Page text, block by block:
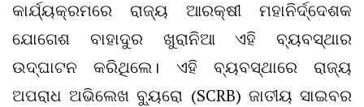
କାର୍ଯ୍ୟକ୍ରମରେ ରାଜ୍ୟ ଆରକ୍ଷୀ ମହାନିର୍ଦ୍ଦେଶକ
ଯୋଗେଶ ବାହାଦୁର ଖୁରାନିଆ ଏହି ବ୍ୟବସ୍ଥାର
ଉଦ୍‌ଘାଟନ କରିଥିଲେ। ଏହି ବ୍ୟବସ୍ଥାରେ ରାଜ୍ୟ
ଅପରାଧ ଅଭିଲେଖ ବ୍ୟୁରୋ (SCRB) ଜାତୀୟ ସାଇବର